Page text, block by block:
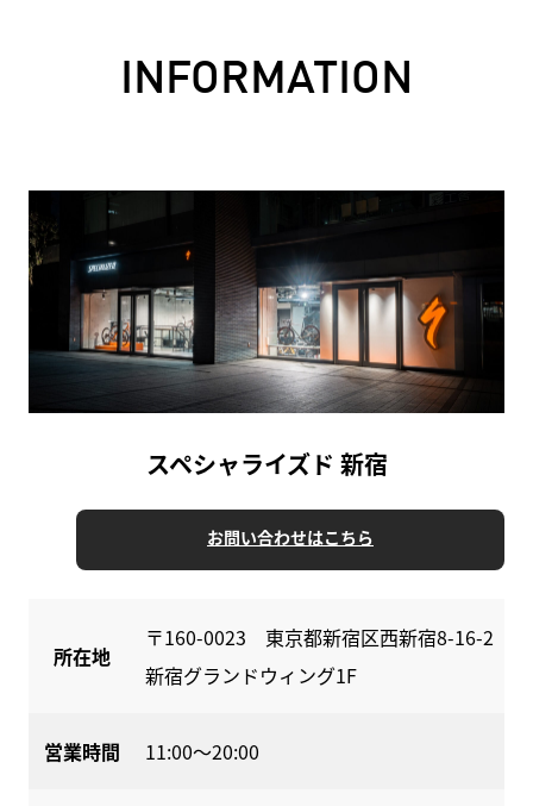
INFORMATION
スペシャライズド 新宿
お問い合わせはこちら
所在地
〒160-0023 東京都新宿区西新宿8-16-2
新宿グランドウィング1F
営業時間 11:00〜20:00